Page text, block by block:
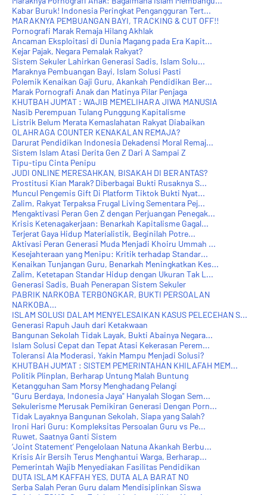
Kabar Buruk! Indonesia Peringkat Pengangguran Tert...
MARAKNYA PEMBUANGAN BAYI, TRACKING & CUT OFF!!
Pornografi Marak Remaja Hilang Akhlak
Ancaman Eksploitasi di Dunia Magang pada Era Kapit...
Kejar Pajak, Negara Pemalak Rakyat?
Sistem Sekuler Lahirkan Generasi Sadis, Islam Solu...
Maraknya Pembuangan Bayi, Islam Solusi Pasti
Polemik Kenaikan Gaji Guru, Akankah Pendidikan Ber...
Marak Pornografi Anak dan Matinya Pilar Penjaga
KHUTBAH JUM'AT : WAJIB MEMELIHARA JIWA MANUSIA
Nasib Perempuan Tulang Punggung Kapitalisme
Listrik Belum Merata Kemaslahatan Rakyat Diabaikan
OLAHRAGA COUNTER KENAKALAN REMAJA?
Darurat Pendidikan Indonesia Dekadensi Moral Remaj...
Sistem Islam Atasi Derita Gen Z Dari A Sampai Z
Tipu-tipu Cinta Penipu
JUDI ONLINE MERESAHKAN, BISAKAH DI BERANTAS?
Prostitusi Kian Marak? Diberbagai Bukti Rusaknya S...
Muncul Pengemis Gift Di Platform Tiktok Bukti Nyat...
Zalim, Rakyat Terpaksa Frugal Living Sementara Pej...
Mengaktivasi Peran Gen Z dengan Perjuangan Penegak...
Krisis Ketenagakerjaan: Benarkah Kapitalisme Gagal...
Terjerat Gaya Hidup Materialistik, Beginilah Potre...
Aktivasi Peran Generasi Muda Menjadi Khoiru Ummah ...
Kesejahteraan yang Menipu: Kritik terhadap Standar...
Kenaikan Tunjangan Guru, Benarkah Meningkatkan Kes...
Zalim, Ketetapan Standar Hidup dengan Ukuran Tak L...
Generasi Sadis, Buah Penerapan Sistem Sekuler
PABRIK NARKOBA TERBONGKAR, BUKTI PERSOALAN
NARKOBA...
ISLAM SOLUSI DALAM MENYELESAIKAN KASUS PELECEHAN S...
Generasi Rapuh Jauh dari Ketakwaan
Bangunan Sekolah Tidak Layak, Bukti Abainya Negara...
Islam Solusi Cepat dan Tepat Atasi Kekerasan Perem...
Toleransi Ala Moderasi, Yakin Mampu Menjadi Solusi?
KHUTBAH JUM'AT : SISTEM PEMERINTAHAN KHILAFAH MEM...
Politik Plinplan, Berharap Untung Malah Buntung
Ketangguhan Sam Morsy Menghadang Pelangi
"Guru Berdaya, Indonesia Jaya" Hanyalah Slogan Sem...
Sekulerisme Merusak Pemikiran Generasi Dengan Porn...
Tidak Layaknya Bangunan Sekolah, Siapa yang Salah?
Ironi Hari Guru: Kompleksitas Persoalan Guru vs Pe...
Ruwet, Saatnya Ganti Sistem
‘Joint Statement’ Pengelolaan Natuna Akankah Berbu...
Krisis Air Bersih Terus Menghantui Warga, Berharap...
Pemerintah Wajib Menyediakan Fasilitas Pendidikan
DUTA ISLAM KAFFAH YES, DUTA ALA BARAT NO
Serba Salah Peran Guru dalam Mendisiplinkan Siswa